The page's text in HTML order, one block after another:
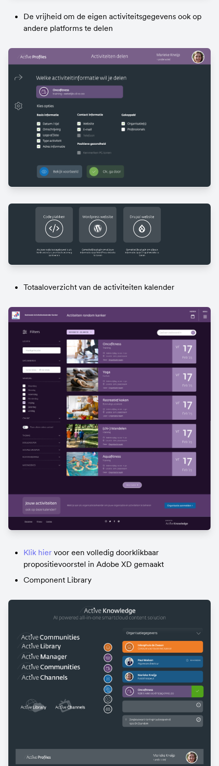
De vrijheid om de eigen activiteitsgegevens ook op
andere platforms te delen
Totaaloverzicht van de activiteiten kalender
Klik hier voor een volledig doorklikbaar
propositievoorstel in Adobe XD gemaakt
Component Library